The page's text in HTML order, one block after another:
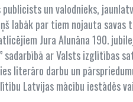
un valodnieks,
par tiem nojauta savas
Jura Alunāna 190.
ar Valsts izglītības
literāro darbu un
Latvijas mācību iestādēs